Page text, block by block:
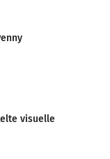
visuelle